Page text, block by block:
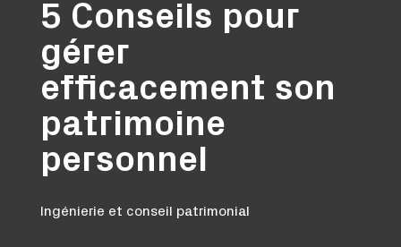
5 Conseils pour
gérer
efficacement son
patrimoine
personnel
Ingénierie et conseil patrimonial